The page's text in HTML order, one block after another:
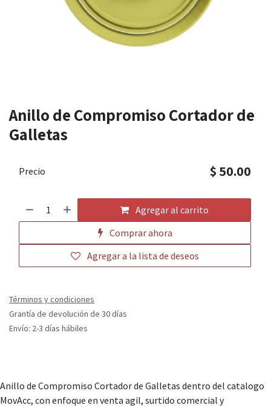
Anillo de Compromiso Cortador de
Galletas
Agregar al carrito
Comprar ahora
Agregar a la lista de deseos
Precio $ 50.00
Términos y condiciones
Grantía de devolución de 30 días
Envío: 2-3 días hábiles
Anillo de Compromiso Cortador de Galletas dentro del catalogo
MovAcc, con enfoque en venta agil, surtido comercial y